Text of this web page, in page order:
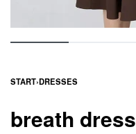
START›DRESSES
breath dress